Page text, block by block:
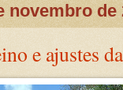
novembro de
e ajustes